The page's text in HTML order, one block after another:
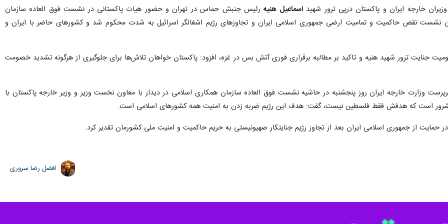
خارجه ایران و پاکستان درپی ترور شهیداسماعیل هنیهرئیس جنبش حماس در تهران و حضور هیات پاکستانی در نشست فوق العاده سازمان
نقض حاکمیت و تمامیت ارضی جمهوری اسلامی ایران و تجاوزهای رژیم اشغالگر اسرائیل به شدت محکوم شد و کشورهای حاضر با ایران و
جنایت ترور شهید هنیه و تاکید بر مطالبه برقراری فوری آتش بس در غزه، افزود: پاکستان خواهان تلاش‌ها برای جلوگیری از هرگونه تشدید خصومت
وزارت خارجه ایران روز پنجشنبه در حاشیه نشست فوق العاده سازمان همکاری اسلامی در دیدار با معاون نخست‌ وزیر و وزیر خارجه پاکستان با
شرور است که هدفش فقط فلسطین نیست، گفت: هدف این رژیم‌ ضربه زدن به امنیت همه کشورهای اسلامی است.
حمایت از جمهوری اسلامی ایران بعد از تجاوز رژیم جنایتکار صهیونیستی به حریم حاکمیت و امنیت ملی کشورمان تقدیر کرد.
افضل رضا سروری